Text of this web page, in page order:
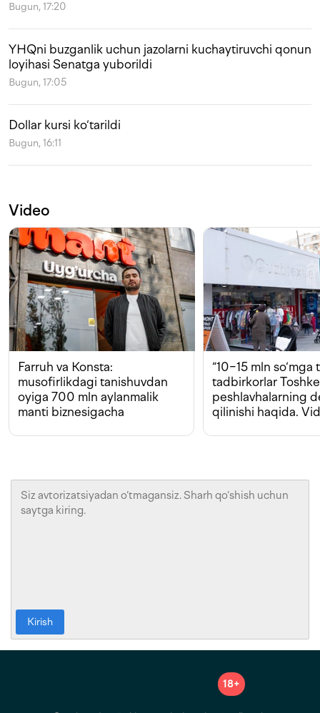
Bugun, 17:20
YHQni buzganlik uchun jazolarni kuchaytiruvchi qonun
loyihasi Senatga yuborildi
Bugun, 17:05
Dollar kursi ko‘tarildi
Bugun, 16:11
Video
Farruh va Konsta:
musofirlikdagi tanishuvdan
oyiga 700 mln aylanmalik
manti biznesigacha
“10−15 mln so‘mga
tadbirkorlar
peshlavhalarning
qilinishi haqida.
Kirish
18+